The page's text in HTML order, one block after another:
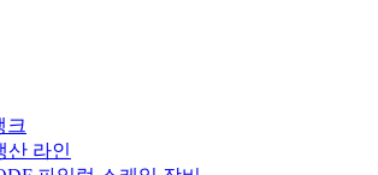
크
산 라인